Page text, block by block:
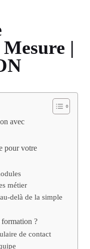
|
avec
pour votre
métier
delà de la simple
?
de contact